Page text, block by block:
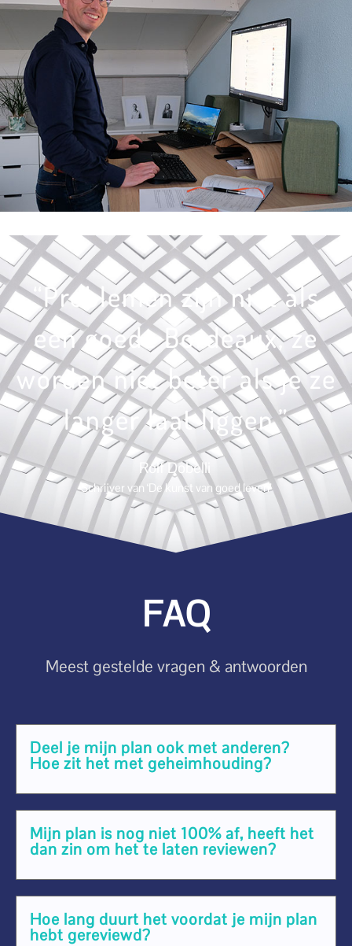
“Problemen zijn niet als
een goede Bordeaux, ze
worden niet beter als je ze
langer laat liggen.”
Rolf Dobelli​
Schrijver van ‘De kunst van goed leven’
FAQ
Meest gestelde vragen & antwoorden
Deel je mijn plan ook met anderen?
Hoe zit het met geheimhouding?
Mijn plan is nog niet 100% af, heeft het
dan zin om het te laten reviewen?
Hoe lang duurt het voordat je mijn plan
hebt gereviewd?